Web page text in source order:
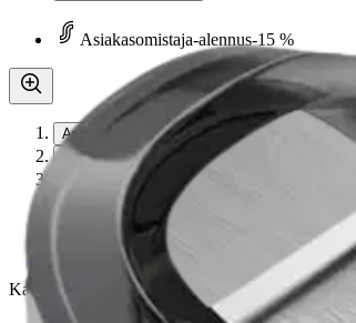
Asiakasomistaja-alennus-15 %
Avaa kuva suurempana
Avaa kuva suurempana
Avaa kuva suurempana
Avaa kuva suurempana
Avaa kuva suurempana
Avaa kuva suurempana
Karusellin nuolipainikkeet